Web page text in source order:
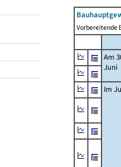
Vorbereitende
Am
Juni
Im